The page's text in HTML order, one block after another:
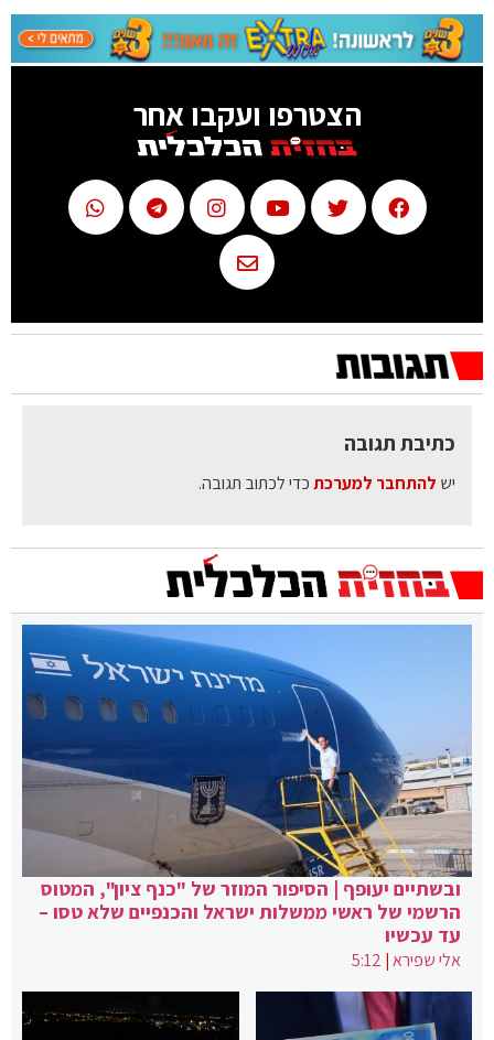
הצטרפו ועקבו אחר
כתיבת תגובה
יש להתחבר למערכתכדי לכתוב תגובה.
ובשתיים יעופף | הסיפור המוזר של "כנף ציון", המטוס
הרשמי של ראשי ממשלות ישראל והכנפיים שלא טסו –
עד עכשיו
אלי שפירא|
5:12